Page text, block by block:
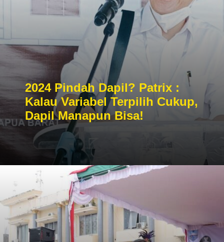
2024 Pindah Dapil? Patrix :
Kalau Variabel Terpilih Cukup,
Dapil Manapun Bisa!